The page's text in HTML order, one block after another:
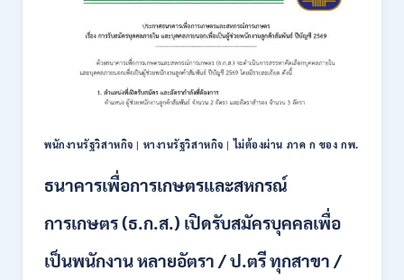
ก.ค.-
10
ส.ค.
2569
รับ
สมัคร
พนักงาน
10
/
หลาย
/
เดือน
พนักงานรัฐวิสาหกิจ | หางานรัฐวิสาหกิจ |ไม่ต้องผ่าน ภาค ก ของ กพ.
ธนาคารเพื่อการเกษตรและสหกรณ์
การเกษตร (ธ.ก.ส.) เปิดรับสมัครบุคคลเพื่อ
เป็นพนักงาน หลายอัตรา / ป.ตรี ทุกสาขา /